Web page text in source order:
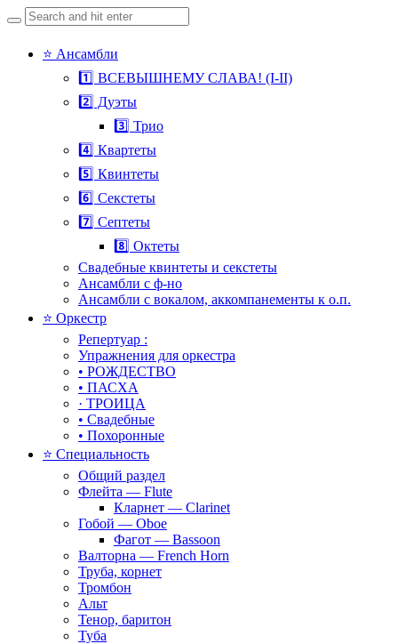
Search
for:
Skip
⭐ Ансамбли
1️⃣ ВСЕВЫШНЕМУ СЛАВА! (I-II)
2️⃣ Дуэты
3️⃣ Трио
4️⃣ Квартеты
5️⃣ Квинтеты
6️⃣ Секстеты
7️⃣ Септеты
8️⃣ Октеты
Свадебные квинтеты и секстеты
Ансамбли с ф-но
Ансамбли с вокалом, аккомпанементы к о.п.
⭐ Оркестр
Репертуар :
Упражнения для оркестра
• РОЖДЕСТВО
• ПАСХА
· ТРОИЦА
• Свадебные
• Похоронные
⭐ Специальность
Общий раздел
Флейта — Flute
Кларнет — Clarinet
Гобой — Oboe
Фагот — Bassoon
Валторна — French Horn
Труба, корнет
Тромбон
Альт
Тенор, баритон
Туба